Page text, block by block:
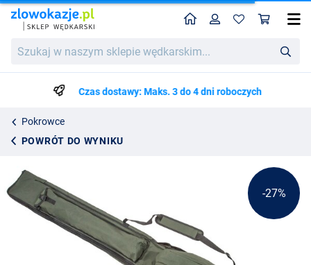
w
wędkarskim...
HomeProfil
Czas dostawy: Maks. 3 do 4 dni roboczych
Pokrowce
POWRÓT DO WYNIKU
Ultimate 2+2 Rod Holdall 12ft/192cm
149.99
109.79
-27%